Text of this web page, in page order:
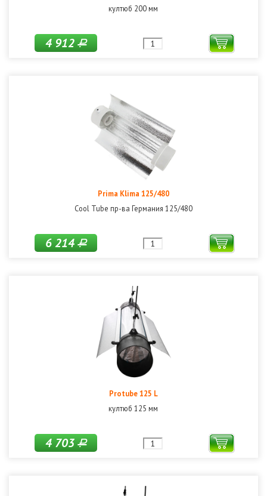
култюб 200 мм
4 912Р
Prima Klima 125/480
Cool Tube пр-ва Германия 125/480
6 214Р
Protube 125 L
култюб 125 мм
4 703Р